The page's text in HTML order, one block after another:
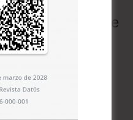
de Trump de